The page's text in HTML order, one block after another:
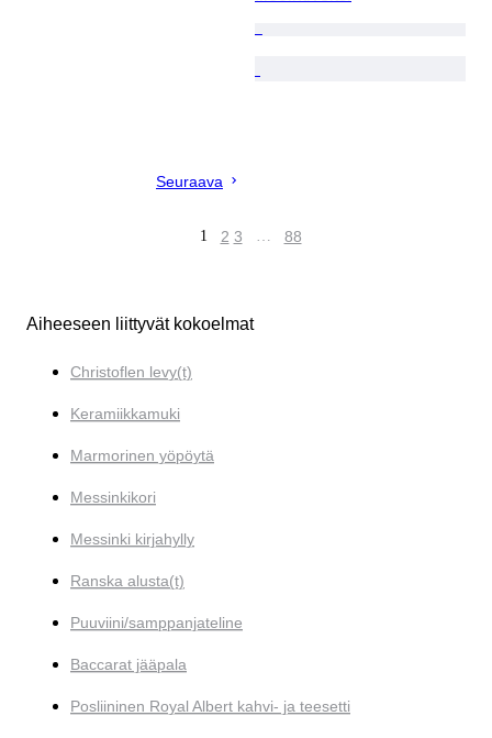
Seuraava
1 2 3 … 88
Aiheeseen liittyvät kokoelmat
Christoflen levy(t)
Keramiikkamuki
Marmorinen yöpöytä
Messinkikori
Messinki kirjahylly
Ranska alusta(t)
Puuviini/samppanjateline
Baccarat jääpala
Posliininen Royal Albert kahvi- ja teesetti